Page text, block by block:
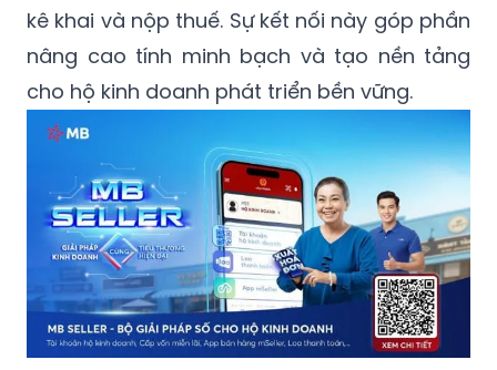
kê khai và nộp thuế. Sự kết nối này góp phần
nâng cao tính minh bạch và tạo nền tảng
cho hộ kinh doanh phát triển bền vững.